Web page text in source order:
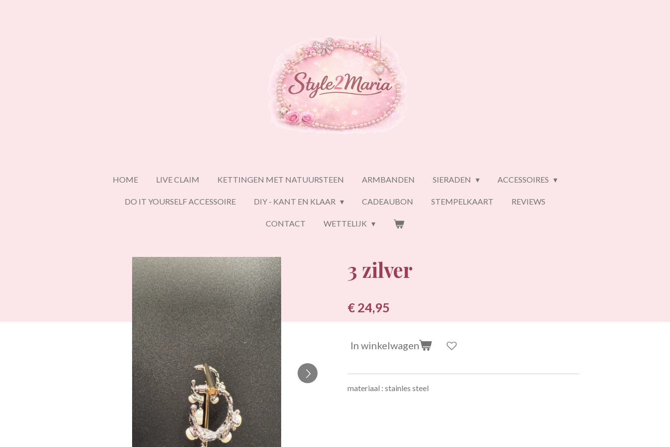
HOME LIVE CLAIM KETTINGEN MET NATUURSTEEN ARMBANDEN SIERADEN ACCESSOIRES
DO IT YOURSELF ACCESSOIRE DIY - KANT EN KLAAR CADEAUBON STEMPELKAART REVIEWS
CONTACT WETTELIJK
3 zilver
€ 24,95
In winkelwagen
materiaal : stainles steel